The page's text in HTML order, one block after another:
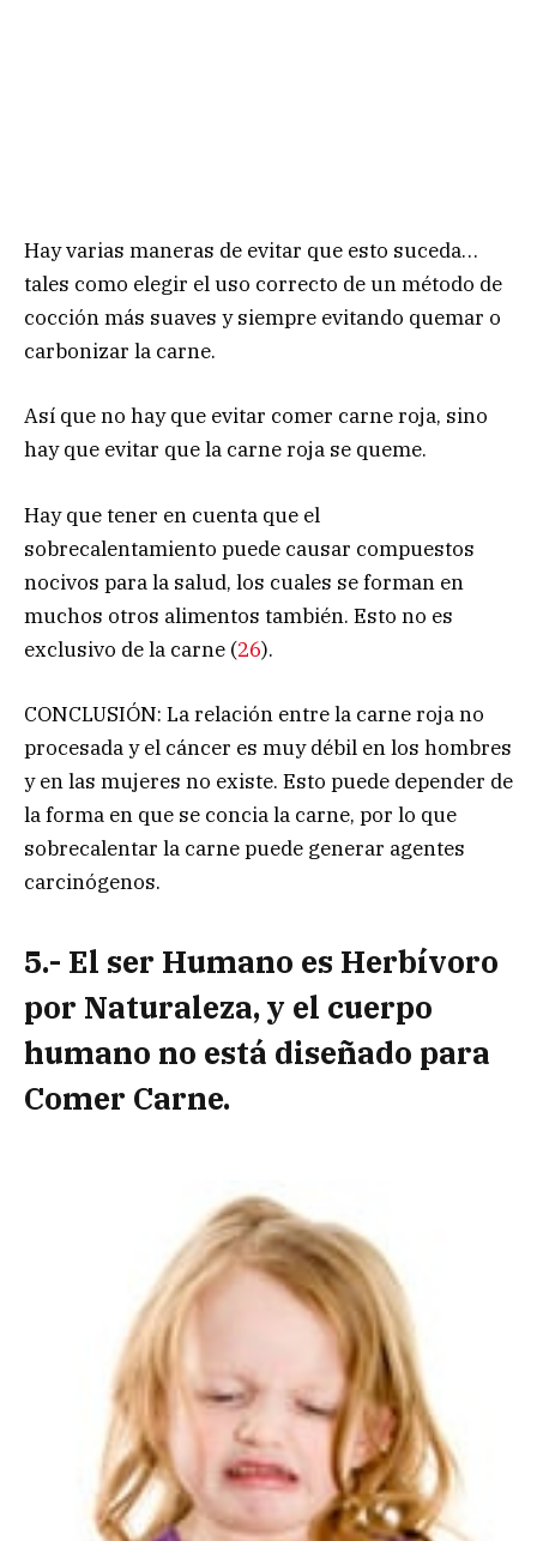
Hay varias maneras de evitar que esto suceda…
tales como elegir el uso correcto de un método de
cocción más suaves y siempre evitando quemar o
carbonizar la carne.
Así que no hay que evitar comer carne roja, sino
hay que evitar que la carne roja se queme.
Hay que tener en cuenta que el
sobrecalentamiento puede causar compuestos
nocivos para la salud, los cuales se forman en
muchos otros alimentos también. Esto no es
exclusivo de la carne (26).
CONCLUSIÓN: La relación entre la carne roja no
procesada y el cáncer es muy débil en los hombres
y en las mujeres no existe. Esto puede depender de
la forma en que se concia la carne, por lo que
sobrecalentar la carne puede generar agentes
carcinógenos.
5.- El ser Humano es Herbívoro
por Naturaleza, y el cuerpo
humano no está diseñado para
Comer Carne.